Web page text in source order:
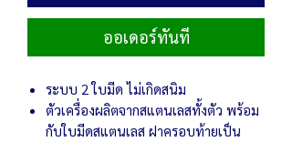
ออเดอร์ทันที
ระบบ 2 ใบมีด ไม่เกิดสนิม
ตัวเครื่องผลิตจากสแตนเลสทั้งตัว พร้อม
กับใบมีดสแตนเลส ฝาครอบท้ายเป็น